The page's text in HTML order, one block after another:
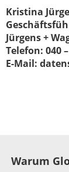
Kristina
Jürgens +
Telefon: 040
E-Mail:
Warum